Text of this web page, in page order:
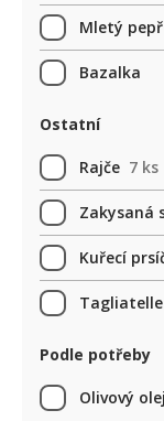
Mletý pepř
Bazalka
Ostatní
Rajče 7 ks
Zakysaná
Kuřecí
Tagliatelle
Podle potřeby
Olivový olej